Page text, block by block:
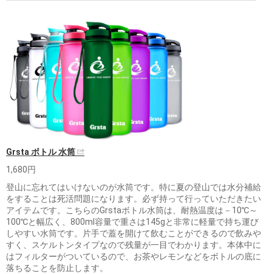
Grsta ボトル 水筒
1,680円
登山に忘れてはいけないのが水筒です。特に夏の登山では水分補給
をすることは死活問題になります。必ず持って行っていただきたい
アイテムです。こちらのGrstaボトル水筒は、耐熱温度は－10℃～
100℃と幅広く、800ml容量で重さは145gと非常に軽量で持ち運び
しやすい水筒です。片手で蓋を開けて飲むことができるので飲みや
すく、スケルトンタイプなので残量が一目でわかります。本体中に
はフィルターがついているので、お茶やレモンなどをボトルの底に
落ちることを防止します。